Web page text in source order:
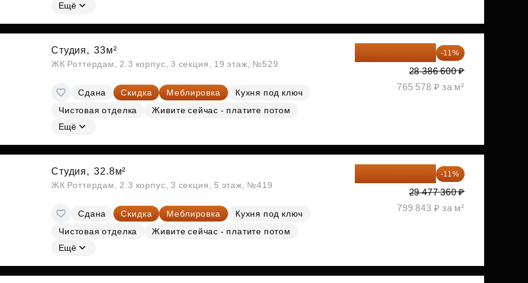
Ещё
Студия, 33м²
ЖК Роттердам, 2.3 корпус, 3 секция, 19 этаж, №529
Сдана Скидка Меблировка
Кухня под ключ
Чистовая отделка
Живите сейчас - платите потом
Ещё
-11%
28 386 600 ₽
765 578 ₽ за м²
Студия, 32.8м²
ЖК Роттердам, 2.3 корпус, 3 секция, 5 этаж, №419
Сдана Скидка Меблировка
Кухня под ключ
Чистовая отделка
Живите сейчас - платите потом
Ещё
-11%
29 477 360 ₽
799 843 ₽ за м²